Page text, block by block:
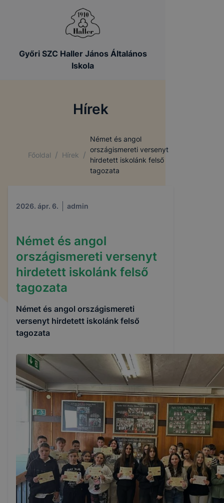
Győri SZC Haller János Általános
Iskola
Hírek
Főoldal / Hírek /
Német és angol
országismereti versenyt
hirdetett iskolánk felső
tagozata
2026. ápr. 6. admin
Német és angol
országismereti versenyt
hirdetett iskolánk felső
tagozata
Német és angol országismereti
versenyt hirdetett iskolánk felső
tagozata